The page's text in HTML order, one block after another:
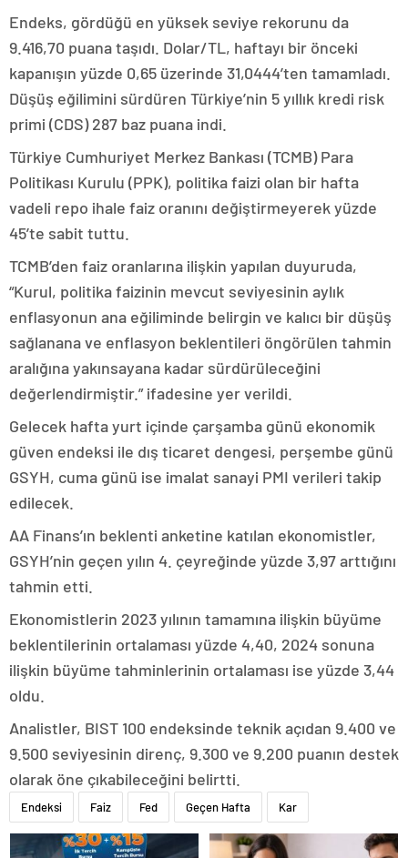
Endeks, gördüğü en yüksek seviye rekorunu da
9.416,70 puana taşıdı. Dolar/TL, haftayı bir önceki
kapanışın yüzde 0,65 üzerinde 31,0444’ten tamamladı.
Düşüş eğilimini sürdüren Türkiye’nin 5 yıllık kredi risk
primi (CDS) 287 baz puana indi.
Türkiye Cumhuriyet Merkez Bankası (TCMB) Para
Politikası Kurulu (PPK), politika faizi olan bir hafta
vadeli repo ihale faiz oranını değiştirmeyerek yüzde
45’te sabit tuttu.
TCMB’den faiz oranlarına ilişkin yapılan duyuruda,
“Kurul, politika faizinin mevcut seviyesinin aylık
enflasyonun ana eğiliminde belirgin ve kalıcı bir düşüş
sağlanana ve enflasyon beklentileri öngörülen tahmin
aralığına yakınsayana kadar sürdürüleceğini
değerlendirmiştir.” ifadesine yer verildi.
Gelecek hafta yurt içinde çarşamba günü ekonomik
güven endeksi ile dış ticaret dengesi, perşembe günü
GSYH, cuma günü ise imalat sanayi PMI verileri takip
edilecek.
AA Finans’ın beklenti anketine katılan ekonomistler,
GSYH’nin geçen yılın 4. çeyreğinde yüzde 3,97 arttığını
tahmin etti.
Ekonomistlerin 2023 yılının tamamına ilişkin büyüme
beklentilerinin ortalaması yüzde 4,40, 2024 sonuna
ilişkin büyüme tahminlerinin ortalaması ise yüzde 3,44
oldu.
Analistler, BIST 100 endeksinde teknik açıdan 9.400 ve
9.500 seviyesinin direnç, 9.300 ve 9.200 puanın destek
olarak öne çıkabileceğini belirtti.
Endeksi Faiz Fed Geçen Hafta Kar